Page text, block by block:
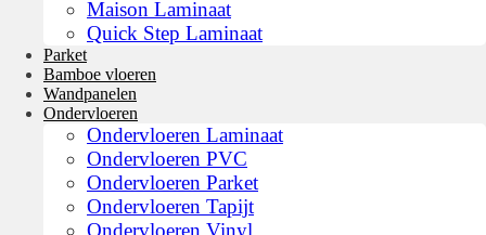
Maison Laminaat
Quick Step Laminaat
Parket
Bamboe vloeren
Wandpanelen
Ondervloeren
Ondervloeren Laminaat
Ondervloeren PVC
Ondervloeren Parket
Ondervloeren Tapijt
Ondervloeren Vinyl